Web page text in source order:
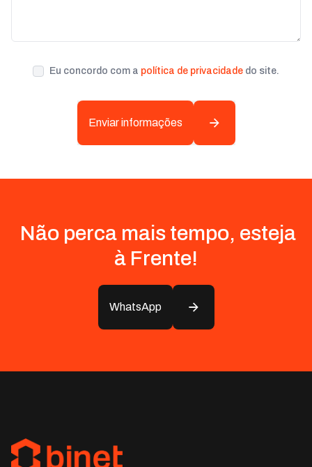
Eu concordo com a política de privacidade do site.
Enviar informações
Não perca mais tempo, esteja
à Frente!
WhatsApp